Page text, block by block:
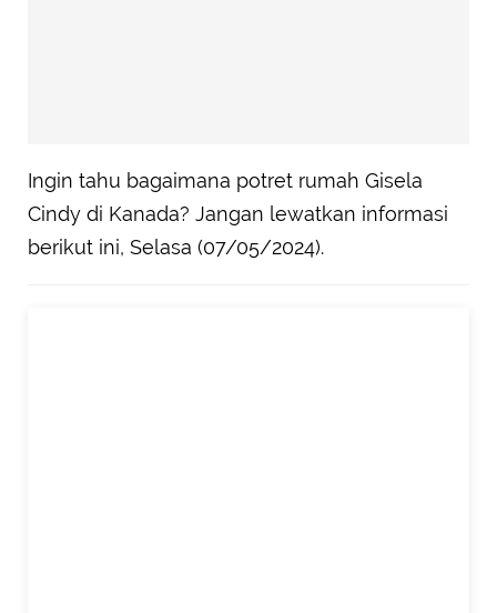
Ingin tahu bagaimana potret rumah Gisela
Cindy di Kanada? Jangan lewatkan informasi
berikut ini, Selasa (07/05/2024).